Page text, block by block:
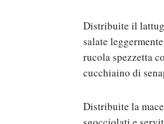
Distribuite il
salate
rucola spezzetta
cucchiaino di
Distribuite la